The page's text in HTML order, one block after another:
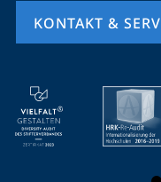
KONTAKT &
Mobile-
Service-
Navigation